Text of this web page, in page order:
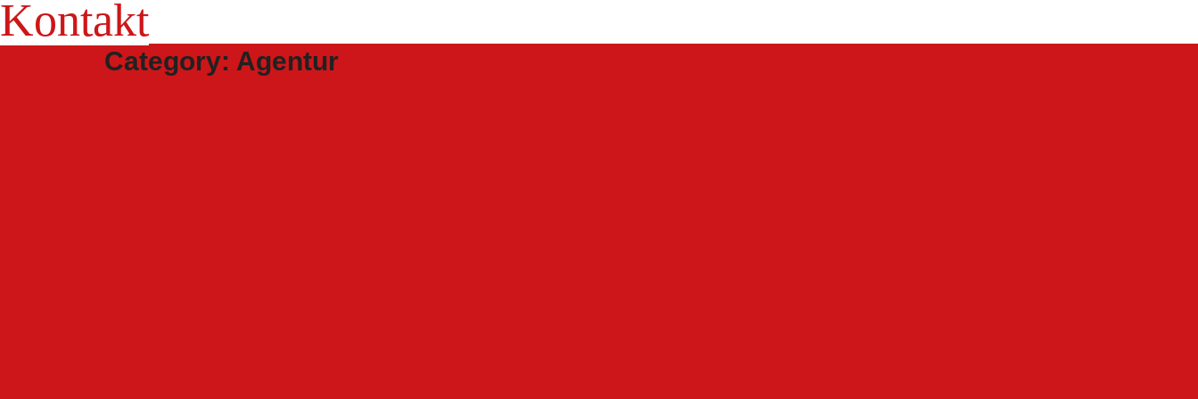
Kontakt
Category: Agentur